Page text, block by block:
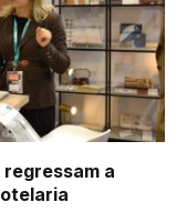
regressam a